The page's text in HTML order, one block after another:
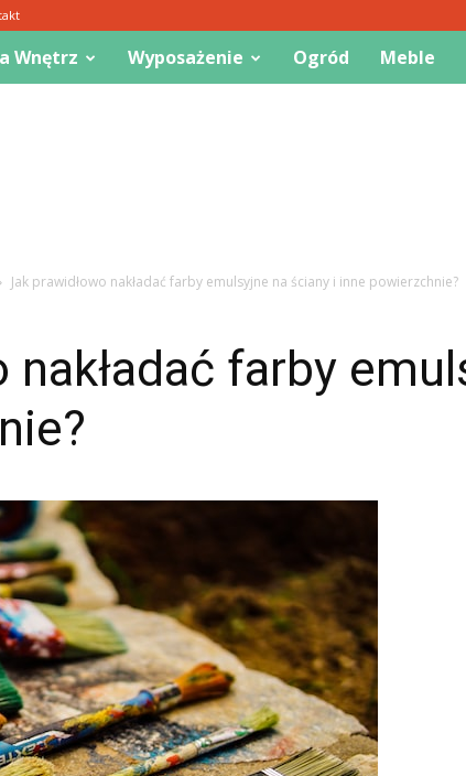
Wnętrz Wyposażenie Ogród Meble
Jak prawidłowo nakładać farby emulsyjne na ściany i inne powierzchnie?
nakładać farby